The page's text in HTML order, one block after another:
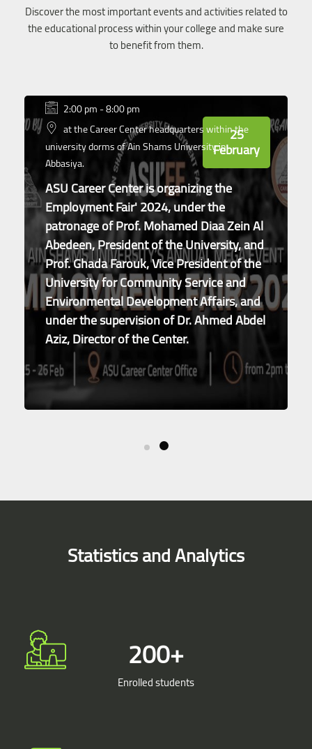
Discover the most important events and activities related to
the educational process within your college and make sure
to benefit from them.
25
February
2:00 pm - 8:00 pm
at the Career Center headquarters within the
university dorms of Ain Shams University in
Abbasiya.
ASU Career Center is organizing the
Employment Fair' 2024, under the
patronage of Prof. Mohamed Diaa Zein Al
Abedeen, President of the University, and
Prof. Ghada Farouk, Vice President of the
University for Community Service and
Environmental Development Affairs, and
under the supervision of Dr. Ahmed Abdel
Aziz, Director of the Center.
Statistics and Analytics
200+
Enrolled students